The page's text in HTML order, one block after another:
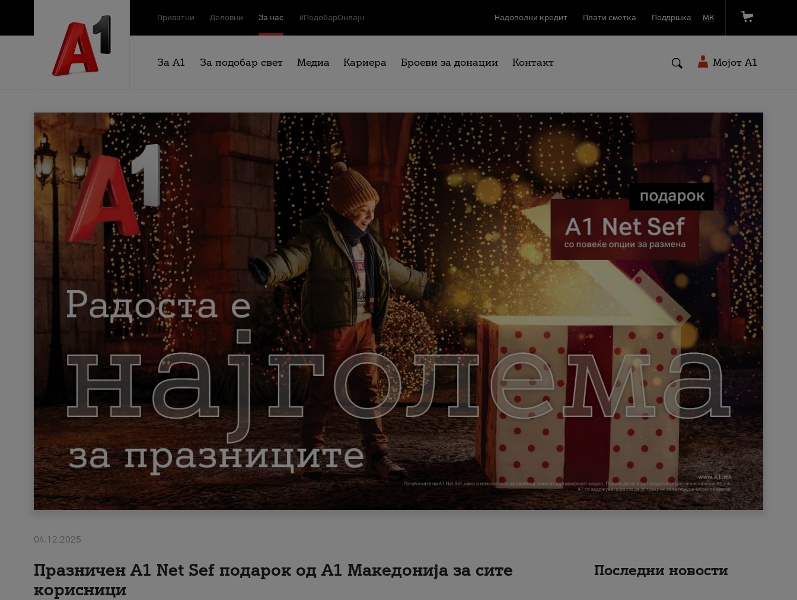
Приватни Деловни За нас #ПодобарОнлајн Надополни кредит Плати сметка Поддршка МК
За А1 За подобар свет Медиа Кариера Броеви за донации Контакт Мојот A1
04.12.2025
Празничен A1 Net Sеf подарок од А1 Македонија за сите
корисници
Последни новости